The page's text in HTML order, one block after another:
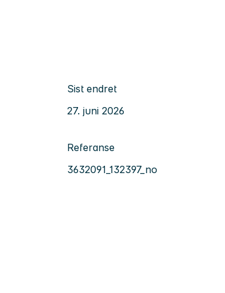
Sist endret
27. juni 2026
Referanse
3632091_132397_no